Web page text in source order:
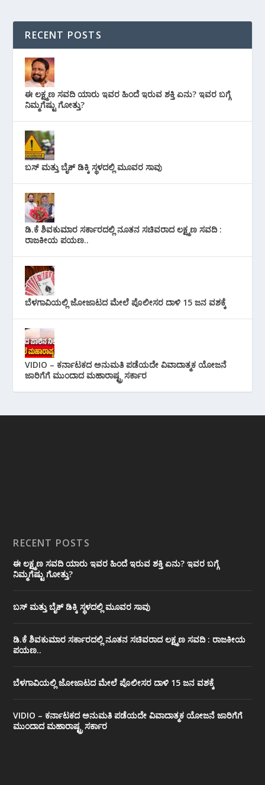
RECENT POSTS
ಈ ಲಕ್ಷ್ಮಣ ಸವದಿ ಯಾರು ಇವರ ಹಿಂದೆ ಇರುವ ಶಕ್ತಿ ಏನು? ಇವರ ಬಗ್ಗೆ
ನಿಮ್ಮಗೆಷ್ಟು ಗೋತ್ತು?
ಬಸ್ ಮತ್ತು ಬೈಕ್ ಡಿಕ್ಕಿ ಸ್ಥಳದಲ್ಲಿ ಮೂವರ ಸಾವು
ಡಿ.ಕೆ ಶಿವಕುಮಾರ ಸರ್ಕಾರದಲ್ಲಿ ನೂತನ ಸಚಿವರಾದ ಲಕ್ಷ್ಮಣ ಸವದಿ :
ರಾಜಕೀಯ ಪಯಣ..
ಬೆಳಗಾವಿಯಲ್ಲಿ ಜೋಜಾಟದ ಮೇಲೆ ಪೊಲೀಸರ ದಾಳಿ 15 ಜನ ವಶಕ್ಕೆ
VIDIO – ಕರ್ನಾಟಕದ ಅನುಮತಿ ಪಡೆಯದೇ ವಿವಾದಾತ್ಮಕ ಯೋಜನೆ
ಜಾರಿಗೆಗೆ ಮುಂದಾದ ಮಹಾರಾಷ್ಟ್ರ ಸರ್ಕಾರ
RECENT POSTS
ಈ ಲಕ್ಷ್ಮಣ ಸವದಿ ಯಾರು ಇವರ ಹಿಂದೆ ಇರುವ ಶಕ್ತಿ ಏನು? ಇವರ ಬಗ್ಗೆ
ನಿಮ್ಮಗೆಷ್ಟು ಗೋತ್ತು?
ಬಸ್ ಮತ್ತು ಬೈಕ್ ಡಿಕ್ಕಿ ಸ್ಥಳದಲ್ಲಿ ಮೂವರ ಸಾವು
ಡಿ.ಕೆ ಶಿವಕುಮಾರ ಸರ್ಕಾರದಲ್ಲಿ ನೂತನ ಸಚಿವರಾದ ಲಕ್ಷ್ಮಣ ಸವದಿ : ರಾಜಕೀಯ
ಪಯಣ..
ಬೆಳಗಾವಿಯಲ್ಲಿ ಜೋಜಾಟದ ಮೇಲೆ ಪೊಲೀಸರ ದಾಳಿ 15 ಜನ ವಶಕ್ಕೆ
VIDIO – ಕರ್ನಾಟಕದ ಅನುಮತಿ ಪಡೆಯದೇ ವಿವಾದಾತ್ಮಕ ಯೋಜನೆ ಜಾರಿಗೆಗೆ
ಮುಂದಾದ ಮಹಾರಾಷ್ಟ್ರ ಸರ್ಕಾರ